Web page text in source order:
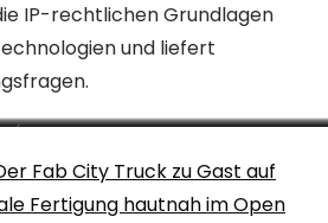
IP-rechtlichen Grundlagen
und liefert
(l.
Foto: NPI
Foto: Bucerius Law School
Fab City Truck zu Gast auf
Fertigung hautnah im Open